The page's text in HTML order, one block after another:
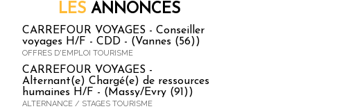
LES ANNONCES
CARREFOUR VOYAGES - Conseiller
voyages H/F - CDD - (Vannes (56))
OFFRES D'EMPLOI TOURISME
CARREFOUR VOYAGES -
Alternant(e) Chargé(e) de ressources
humaines H/F - (Massy/Evry (91))
ALTERNANCE / STAGES TOURISME